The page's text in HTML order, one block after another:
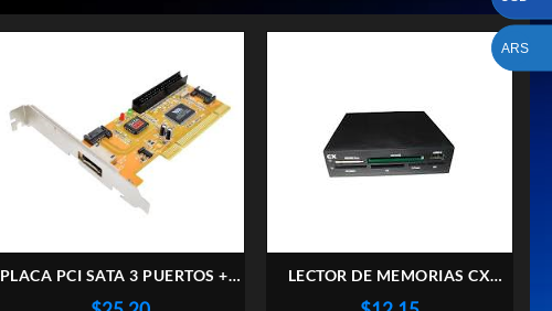
PLACA PCI SATA 3 PUERTOS + 1
IDE
LECTOR DE MEMORIAS CX
INTERNO
ARS